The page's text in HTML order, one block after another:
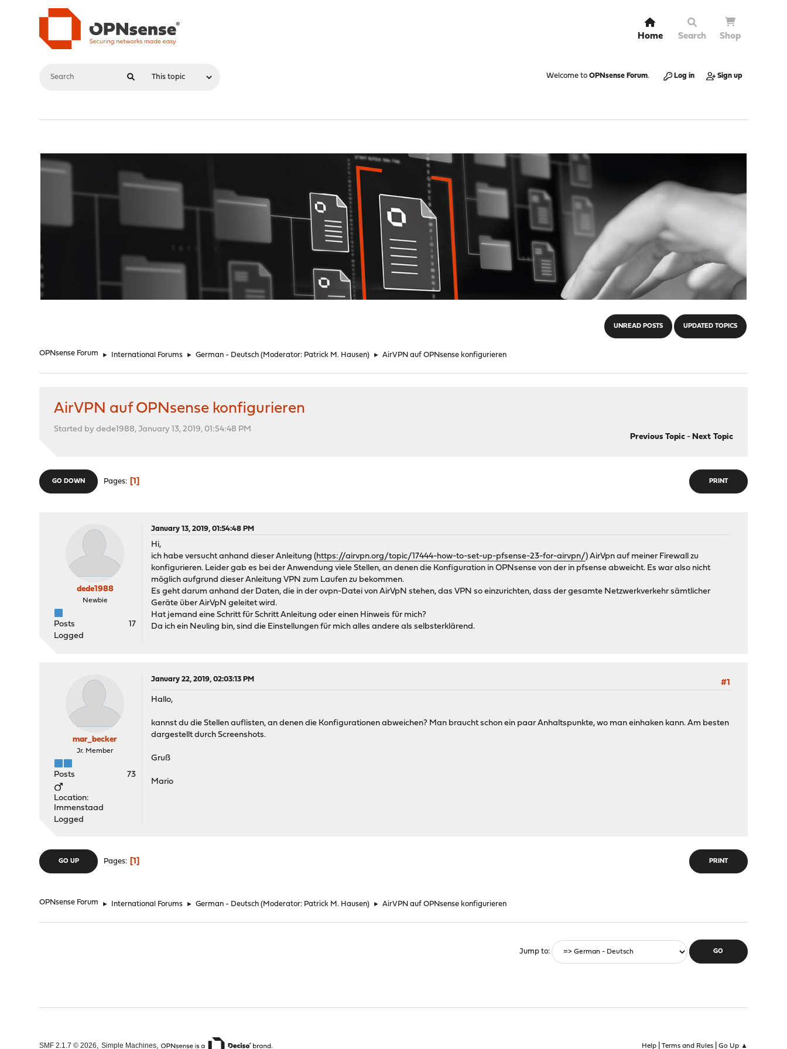
Home Search Shop
Welcome to OPNsense Forum. Log in Sign up
UNREAD POSTS UPDATED TOPICS
OPNsense Forum ► International Forums ► German - Deutsch (Moderator: Patrick M. Hausen) ► AirVPN auf OPNsense konfigurieren
AirVPN auf OPNsense konfigurieren
Started by dede1988, January 13, 2019, 01:54:48 PM
Previous Topic- Next Topic
PRINT
GO DOWN Pages 1
dede1988
Newbie
Posts
17
Logged
January 13, 2019, 01:54:48 PM
Hi,
ich habe versucht anhand dieser Anleitung (https://airvpn.org/topic/17444-how-to-set-up-pfsense-23-for-airvpn/) AirVpn auf meiner Firewall zu
konfigurieren. Leider gab es bei der Anwendung viele Stellen, an denen die Konfiguration in OPNsense von der in pfsense abweicht. Es war also nicht
möglich aufgrund dieser Anleitung VPN zum Laufen zu bekommen.
Es geht darum anhand der Daten, die in der ovpn-Datei von AirVpN stehen, das VPN so einzurichten, dass der gesamte Netzwerkverkehr sämtlicher
Geräte über AirVpN geleitet wird.
Hat jemand eine Schritt für Schritt Anleitung oder einen Hinweis für mich?
Da ich ein Neuling bin, sind die Einstellungen für mich alles andere als selbsterklärend.
mar_becker
Jr. Member
Posts 73
Location:
Immenstaad
Logged
January 22, 2019, 02:03:13 PM
#1
Hallo,
kannst du die Stellen auflisten, an denen die Konfigurationen abweichen? Man braucht schon ein paar Anhaltspunkte, wo man einhaken kann. Am besten
dargestellt durch Screenshots.
Gruß
Mario
PRINT
GO UP Pages 1
OPNsense Forum ► International Forums ► German - Deutsch (Moderator: Patrick M. Hausen) ► AirVPN auf OPNsense konfigurieren
Jump to
Help| Terms and Rules| Go Up ▲
SMF 2.1.7 © 2026,Simple Machines,